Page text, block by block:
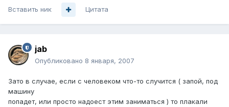
Вставить ник Цитата
jab
Опубликовано 8 января, 2007
Зато в случае, если с человеком что-то случится ( запой, под
машину
попадет, или просто надоест этим заниматься ) то плакали